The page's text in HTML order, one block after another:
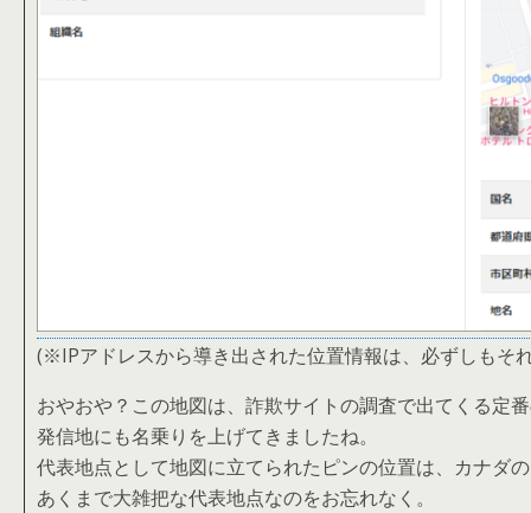
(※IPアドレスから導き出された位置情報は、必ずしもそ
おやおや？この地図は、詐欺サイトの調査で出てくる定
発信地にも名乗りを上げてきましたね。
代表地点として地図に立てられたピンの位置は、カナダ
あくまで大雑把な代表地点なのをお忘れなく。